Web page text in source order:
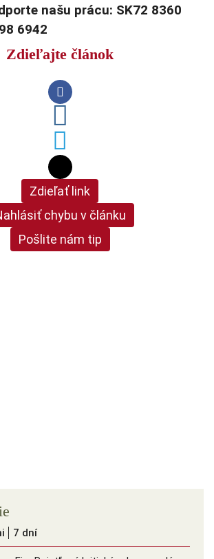
našu prácu: SK72 8360
6942
Zdieľajte článok
Zdieľať link
chybu v článku
Pošlite nám tip
7 dní